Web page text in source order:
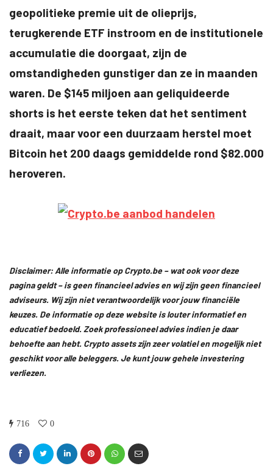
geopolitieke premie uit de olieprijs,
terugkerende ETF instroom en de institutionele
accumulatie die doorgaat, zijn de
omstandigheden gunstiger dan ze in maanden
waren. De $145 miljoen aan geliquideerde
shorts is het eerste teken dat het sentiment
draait, maar voor een duurzaam herstel moet
Bitcoin het 200 daags gemiddelde rond $82.000
heroveren.
Disclaimer: Alle informatie op Crypto.be – wat ook voor deze
pagina geldt – is geen financieel advies en wij zijn geen financieel
adviseurs. Wij zijn niet verantwoordelijk voor jouw financiële
keuzes. De informatie op deze website is louter informatief en
educatief bedoeld. Zoek professioneel advies indien je daar
behoefte aan hebt. Crypto assets zijn zeer volatiel en mogelijk niet
geschikt voor alle beleggers. Je kunt jouw gehele investering
verliezen.
716 0